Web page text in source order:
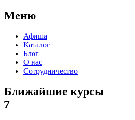
Меню
Афиша
Каталог
Блог
О нас
Сотрудничество
Ближайшие курсы
7